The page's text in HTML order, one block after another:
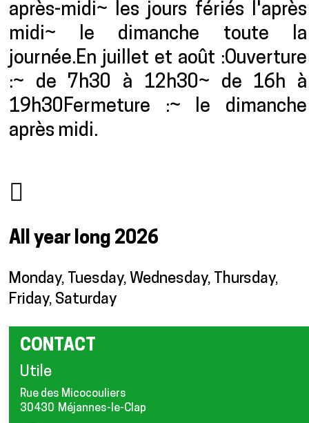
après-midi~ les jours fériés l'après
midi~ le dimanche toute la
journée.En juillet et août :Ouverture
:~ de 7h30 à 12h30~ de 16h à
19h30Fermeture :~ le dimanche
après midi.
All year long 2026
Monday, Tuesday, Wednesday, Thursday,
Friday, Saturday
CONTACT
Utile
Rue des Micocouliers
30430 Méjannes-le-Clap